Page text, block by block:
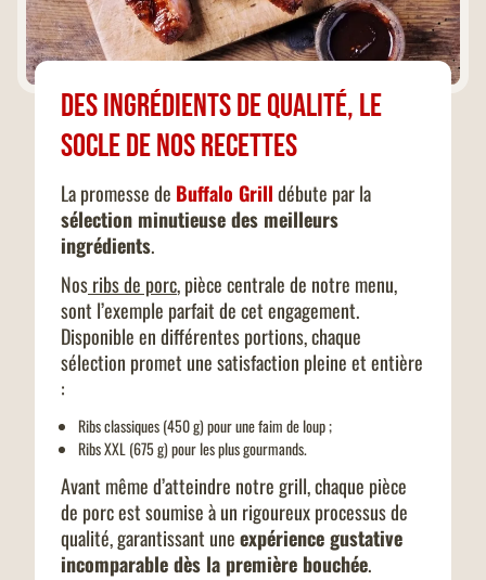
Des ingrédients de qualité, le
socle de nos recettes
La promesse de Buffalo Grilldébute par la
sélection minutieuse des meilleurs
ingrédients.
Nosribs de porc, pièce centrale de notre menu,
sont l’exemple parfait de cet engagement.
Disponible en différentes portions, chaque
sélection promet une satisfaction pleine et entière
:
Ribs classiques(450 g) pour une faim de loup ;
Ribs XXL(675 g) pour les plus gourmands.
Avant même d’atteindre notre grill, chaque pièce
de porc est soumise à un rigoureux processus de
qualité, garantissant uneexpérience gustative
incomparable dès la première bouchée.